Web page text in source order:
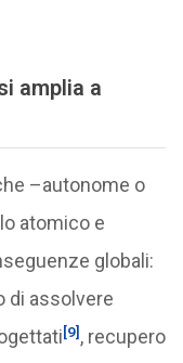
amplia a
–autonome o
atomico e
globali:
di assolvere
[9] , recupero